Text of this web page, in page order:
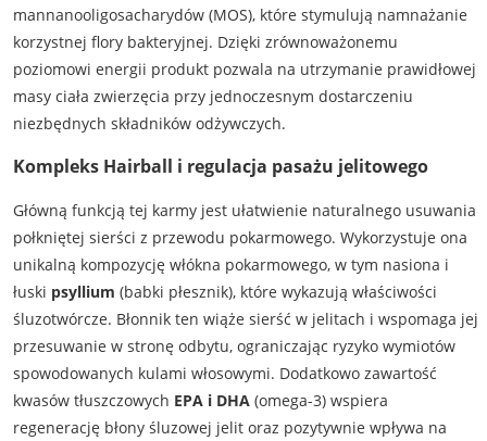
mannanooligosacharydów (MOS), które stymulują namnażanie
korzystnej flory bakteryjnej. Dzięki zrównoważonemu
poziomowi energii produkt pozwala na utrzymanie prawidłowej
masy ciała zwierzęcia przy jednoczesnym dostarczeniu
niezbędnych składników odżywczych.
Kompleks Hairball i regulacja pasażu jelitowego
Główną funkcją tej karmy jest ułatwienie naturalnego usuwania
połkniętej sierści z przewodu pokarmowego. Wykorzystuje ona
unikalną kompozycję włókna pokarmowego, w tym nasiona i
łuski psyllium (babki płesznik), które wykazują właściwości
śluzotwórcze. Błonnik ten wiąże sierść w jelitach i wspomaga jej
przesuwanie w stronę odbytu, ograniczając ryzyko wymiotów
spowodowanych kulami włosowymi. Dodatkowo zawartość
kwasów tłuszczowych EPA i DHA(omega-3) wspiera
regenerację błony śluzowej jelit oraz pozytywnie wpływa na